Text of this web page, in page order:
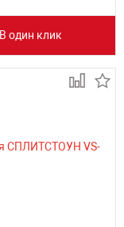
В один клик